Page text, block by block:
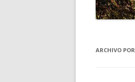
ARCHIVO